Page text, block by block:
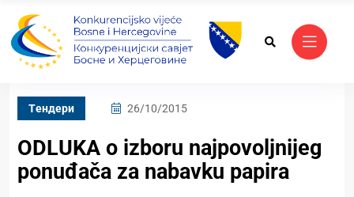
Tендери 26/10/2015
ODLUKA o izboru najpovoljnijeg
ponuđača za nabavku papira